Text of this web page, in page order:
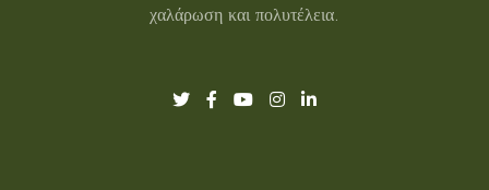
χαλάρωση και πολυτέλεια.